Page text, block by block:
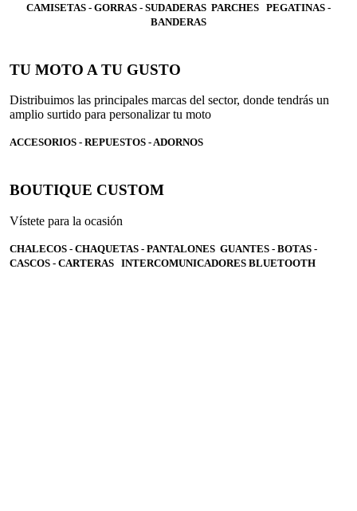
CAMISETAS - GORRAS - SUDADERAS PARCHES PEGATINAS -
BANDERAS
TU MOTO A TU GUSTO
Distribuimos las principales marcas del sector, donde tendrás un
amplio surtido para personalizar tu moto
ACCESORIOS - REPUESTOS - ADORNOS
BOUTIQUE CUSTOM
Vístete para la ocasión
CHALECOS - CHAQUETAS - PANTALONES GUANTES - BOTAS -
CASCOS - CARTERAS INTERCOMUNICADORES BLUETOOTH